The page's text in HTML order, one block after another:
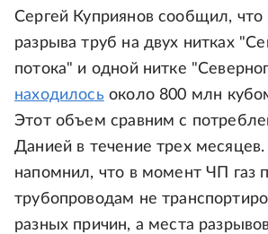
Сергей Куприянов сообщил,
разрыва труб на двух нитках
потока" и одной нитке
находилось около 800 млн
Этот объем сравним с
Данией в течение трех
напомнил, что в момент ЧП газ
трубопроводам не
разных причин, а места